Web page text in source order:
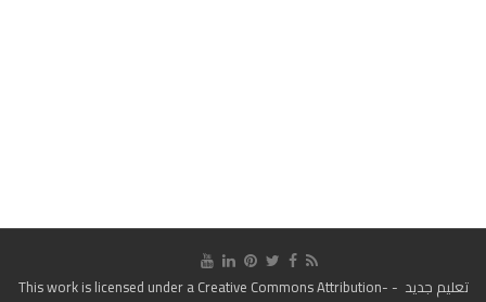
تعليم جديد - This work is licensed under a
Creative Commons Attribution-